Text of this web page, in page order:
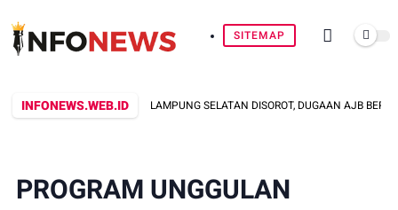
SITEMAP
INFONEWS.WEB.ID
KOORDINAT: "BPN LAMPUNG SELATAN DISOROT, DUGAAN AJB BERTANDA
PROGRAM UNGGULAN